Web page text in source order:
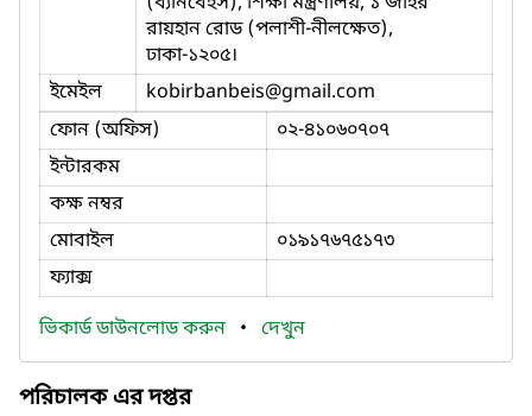
রায়হান রোড (পলাশী-নীলক্ষেত),
ঢাকা-১২০৫।
ইমেইল
kobirbanbeis@gmail.com
ফোন (অফিস)
০২-৪১০৬০৭০৭
ইন্টারকম
কক্ষ নম্বর
মোবাইল
০১৯১৭৬৭৫১৭৩
ফ্যাক্স
ভিকার্ড ডাউনলোড করুন • দেখুন
পরিচালক এর দপ্তর